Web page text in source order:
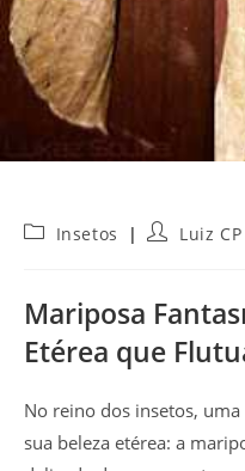
Categoria
Insetos
AutorLuiz CP
Mariposa
Etérea que
No reino dos insetos,
sua beleza etérea: a